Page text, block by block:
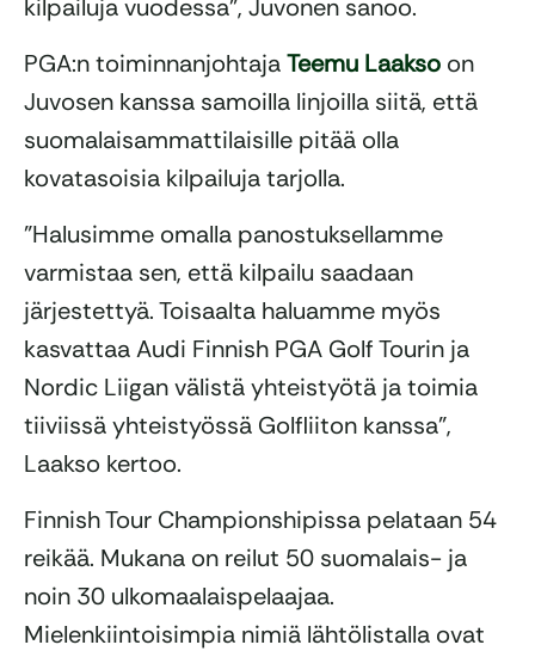
kilpailuja vuodessa”, Juvonen sanoo.
PGA:n toiminnanjohtajaTeemu Laakso on
Juvosen kanssa samoilla linjoilla siitä, että
suomalaisammattilaisille pitää olla
kovatasoisia kilpailuja tarjolla.
”Halusimme omalla panostuksellamme
varmistaa sen, että kilpailu saadaan
järjestettyä. Toisaalta haluamme myös
kasvattaa Audi Finnish PGA Golf Tourin ja
Nordic Liigan välistä yhteistyötä ja toimia
tiiviissä yhteistyössä Golfliiton kanssa”,
Laakso kertoo.
Finnish Tour Championshipissa pelataan 54
reikää. Mukana on reilut 50 suomalais- ja
noin 30 ulkomaalaispelaajaa.
Mielenkiintoisimpia nimiä lähtölistalla ovat